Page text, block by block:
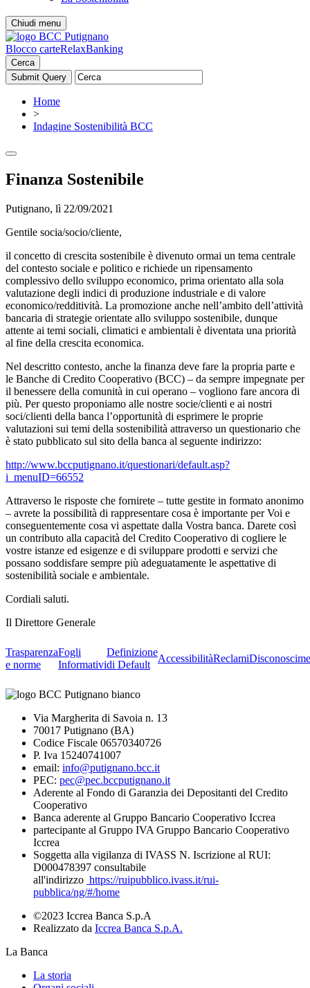
Chiudi menu
Blocco carteRelaxBanking
Cerca
Home
>
Indagine Sostenibilità BCC
Finanza Sostenibile
Putignano, lì 22/09/2021
Gentile socia/socio/cliente,
il concetto di crescita sostenibile è divenuto ormai un tema centrale
del contesto sociale e politico e richiede un ripensamento
complessivo dello sviluppo economico, prima orientato alla sola
valutazione degli indici di produzione industriale e di valore
economico/redditività. La promozione anche nell’ambito dell’attività
bancaria di strategie orientate allo sviluppo sostenibile, dunque
attente ai temi sociali, climatici e ambientali è diventata una priorità
al fine della crescita economica.
Nel descritto contesto, anche la finanza deve fare la propria parte e
le Banche di Credito Cooperativo (BCC) – da sempre impegnate per
il benessere della comunità in cui operano – vogliono fare ancora di
più. Per questo proponiamo alle nostre socie/clienti e ai nostri
soci/clienti della banca l’opportunità di esprimere le proprie
valutazioni sui temi della sostenibilità attraverso un questionario che
è stato pubblicato sul sito della banca al seguente indirizzo:
http://www.bccputignano.it/questionari/default.asp?
i_menuID=66552
Attraverso le risposte che fornirete – tutte gestite in formato anonimo
– avrete la possibilità di rappresentare cosa è importante per Voi e
conseguentemente cosa vi aspettate dalla Vostra banca. Darete così
un contributo alla capacità del Credito Cooperativo di cogliere le
vostre istanze ed esigenze e di sviluppare prodotti e servizi che
possano soddisfare sempre più adeguatamente le aspettative di
sostenibilità sociale e ambientale.
Cordiali saluti.
Il Direttore Generale
Trasparenza
e norme
Fogli
Informativi
Definizione
di Default
AccessibilitàReclami
Via Margherita di Savoia n. 13
70017 Putignano (BA)
Codice Fiscale 06570340726
P. Iva 15240741007
email: info@putignano.bcc.it
PEC: pec@pec.bccputignano.it
Aderente al Fondo di Garanzia dei Depositanti del Credito
Cooperativo
Banca aderente al Gruppo Bancario Cooperativo Iccrea
partecipante al Gruppo IVA Gruppo Bancario Cooperativo
Iccrea
Soggetta alla vigilanza di IVASS N. Iscrizione al RUI:
D000478397 consultabile
all'indirizzo https://ruipubblico.ivass.it/rui-
pubblica/ng/#/home
©2023 Iccrea Banca S.p.A
Realizzato da Iccrea Banca S.p.A.
La Banca
La storia